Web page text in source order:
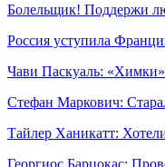
Болельщик! Поддержи
Россия уступила
Чави Паскуаль:
Стефан Маркович:
Тайлер Ханикатт:
Георгиос Барцокас: